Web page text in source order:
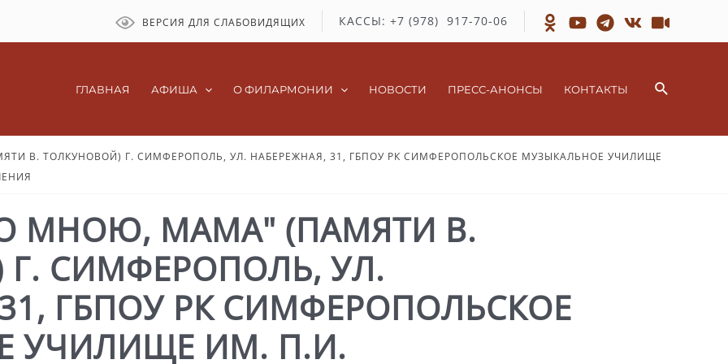
ВЕРСИЯ ДЛЯ СЛАБОВИДЯЩИХ КАССЫ: +7 (978) 917-70-06
ГЛАВНАЯ АФИША О ФИЛАРМОНИИ НОВОСТИ ПРЕСС-АНОНСЫ КОНТАКТЫ Поиск
В. ТОЛКУНОВОЙ) Г. СИМФЕРОПОЛЬ, УЛ. НАБЕРЕЖНАЯ, 31, ГБПОУ РК СИМФЕРОПОЛЬСКОЕ МУЗЫКАЛЬНОЕ УЧИЛИЩЕ
МНОЮ, МАМА" (ПАМЯТИ В.
СИМФЕРОПОЛЬ, УЛ.
ГБПОУ РК СИМФЕРОПОЛЬСКОЕ
УЧИЛИЩЕ ИМ. П.И.